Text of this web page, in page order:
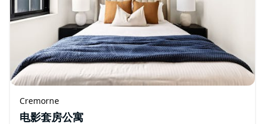
Cremorne
电影套房公寓